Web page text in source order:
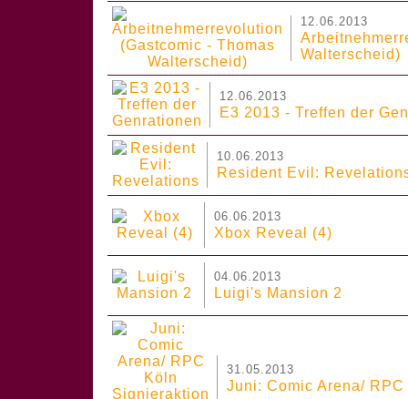
12.06.2013
Walterscheid)
12.06.2013
E3 2013 - Treffen der
10.06.2013
Resident Evil:
06.06.2013
Xbox Reveal (4)
04.06.2013
Luigi's Mansion 2
31.05.2013
Juni: Comic Arena/